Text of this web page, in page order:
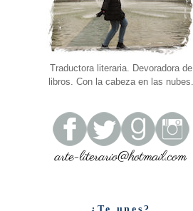
Traductora literaria. Devoradora de
libros. Con la cabeza en las nubes.